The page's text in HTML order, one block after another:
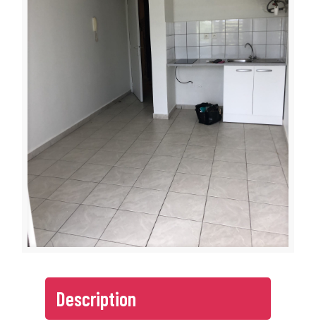
Description